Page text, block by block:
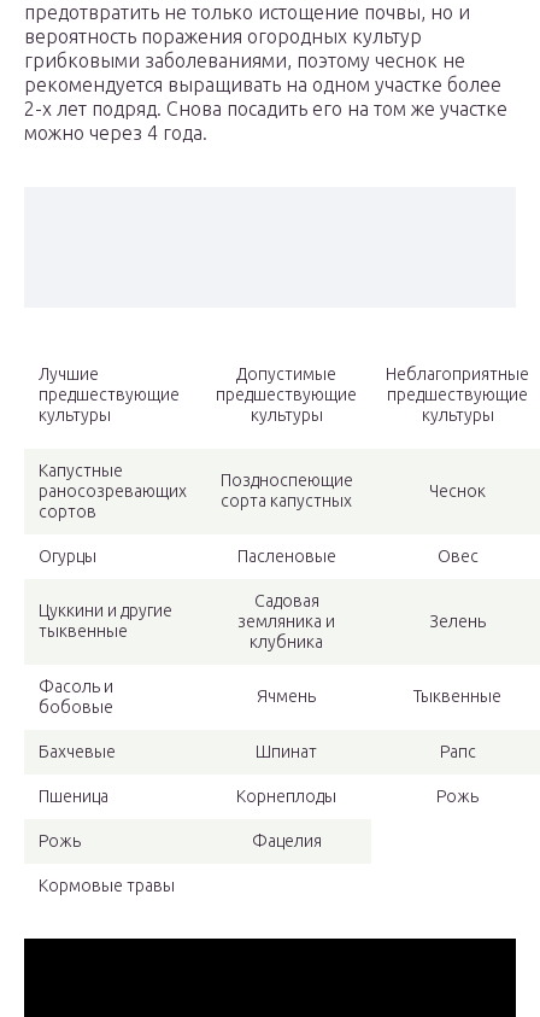
предотвратить не только истощение почвы, но и
вероятность поражения огородных культур
грибковыми заболеваниями, поэтому чеснок не
рекомендуется выращивать на одном участке более
2-х лет подряд. Снова посадить его на том же участке
можно через 4 года.
Лучшие
предшествующие
культуры
Допустимые
предшествующие
культуры
Неблагоприятные
предшествующие
культуры
Капустные
раносозревающих
сортов
Поздноспеющие
сорта капустных
Чеснок
Огурцы Пасленовые Овес
Цуккини и другие
тыквенные
Садовая
земляника и
клубника
Зелень
Фасоль и
бобовые
Ячмень Тыквенные
Бахчевые Шпинат Рапс
Пшеница Корнеплоды Рожь
Рожь Фацелия
Кормовые травы